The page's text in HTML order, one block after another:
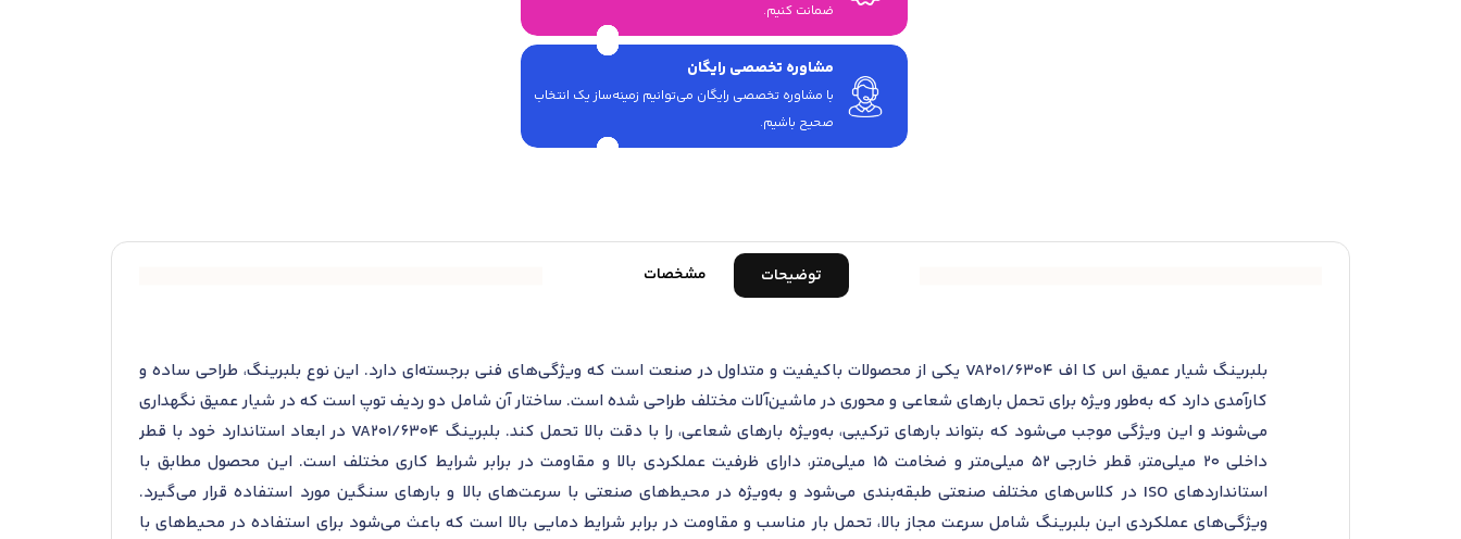
ضمانت کنیم.
مشاوره تخصصی رایگان
با مشاوره تخصصی رایگان می‌توانیم زمینه‌ساز یک انتخاب
صحیح باشیم.
توضیحات مشخصات
بلبرینگ شیار عمیق اس کا اف 6304/VA201 یکی از محصولات باکیفیت و متداول در صنعت است که ویژگی‌های فنی برجسته‌ای دارد. این نوع بلبرینگ، طراحی ساده و
کارآمدی دارد که به‌طور ویژه برای تحمل بارهای شعاعی و محوری در ماشین‌آلات مختلف طراحی شده است. ساختار آن شامل دو ردیف توپ است که در شیار عمیق نگهداری
می‌شوند و این ویژگی موجب می‌شود که بتواند بارهای ترکیبی، به‌ویژه بارهای شعاعی، را با دقت بالا تحمل کند. بلبرینگ 6304/VA201 در ابعاد استاندارد خود با قطر
داخلی 20 میلی‌متر، قطر خارجی 52 میلی‌متر و ضخامت 15 میلی‌متر، دارای ظرفیت عملکردی بالا و مقاومت در برابر شرایط کاری مختلف است. این محصول مطابق با
استانداردهای ISO در کلاس‌های مختلف صنعتی طبقه‌بندی می‌شود و به‌ویژه در محیط‌های صنعتی با سرعت‌های بالا و بارهای سنگین مورد استفاده قرار می‌گیرد.
ویژگی‌های عملکردی این بلبرینگ شامل سرعت مجاز بالا، تحمل بار مناسب و مقاومت در برابر شرایط دمایی بالا است که باعث می‌شود برای استفاده در محیط‌های با